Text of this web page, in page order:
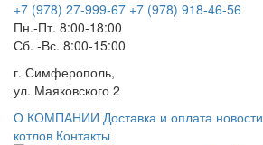
+7 (978) 27-999-67 +7 (978) 918-46-56
Пн.-Пт. 8:00-18:00
Сб. -Вс. 8:00-15:00
г. Симферополь,
ул. Маяковского 2
О КОМПАНИИ Доставка и оплата новости
котлов Контакты